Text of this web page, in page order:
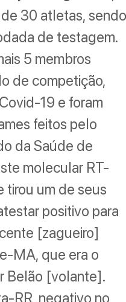
30 atletas, sendo
de testagem.
5 membros
de competição,
19 e foram
feitos pelo
da Saúde de
molecular RT-
tirou um de seus
positivo para
[zagueiro]
MA, que era o
Belão [volante].
RR, negativo no